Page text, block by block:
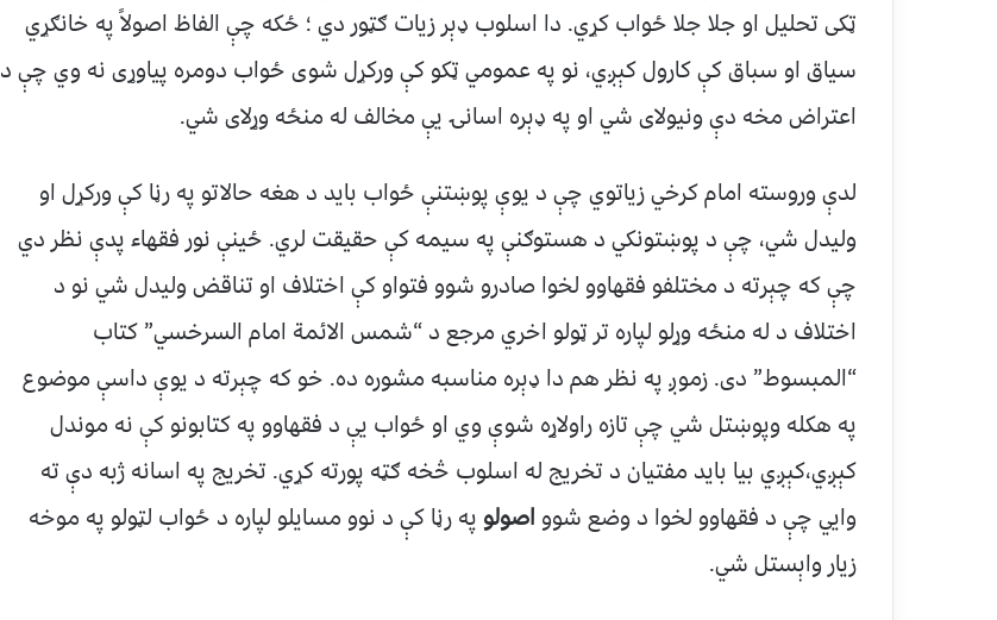
ټکی تحلیل او جلا جلا ځواب کړي. دا اسلوب ډېر زیات ګټور دي ؛ ځکه چې الفاظ اصولاً په خانګړي
سیاق او سباق کې کارول کېږي، نو په عمومي ټکو کې ورکړل شوی ځواب دومره پیاوړی نه وي چې د
اعتراض مخه دې ونیولای شي او په ډېره اسانۍ یې مخالف له منځه وړلای شي.
لدې وروسته امام کرخي زیاتوي چې د یوې پوښتنې ځواب باید د هغه حالاتو په رڼا کې ورکړل او
ولیدل شي، چې د پوښتونکي د هستوګنې په سیمه کې حقیقت لري. ځینې نور فقهاء پدې نظر دي
چې که چېرته د مختلفو فقهاوو لخوا صادرو شوو فتواو کې اختلاف او تناقض ولیدل شي نو د
اختلاف د له منځه وړلو لپاره تر ټولو اخري مرجع د “شمس الائمة امام السرخسي” کتاب
“المبسوط” دی. زموږ په نظر هم دا ډېره مناسبه مشوره ده. خو که چېرته د یوې داسې موضوع
په هکله وپوښتل شي چې تازه راولاړه شوې وي او ځواب یې د فقهاوو په کتابونو کې نه موندل
کېږي،کېږي بیا باید مفتيان د تخریج له اسلوب څخه ګټه پورته کړي. تخریج په اسانه ژبه دې ته
وایي چې د فقهاوو لخوا د وضع شوو اصولو په رڼا کې د نوو مسایلو لپاره د ځواب لټولو په موخه
زیار واېستل شي.